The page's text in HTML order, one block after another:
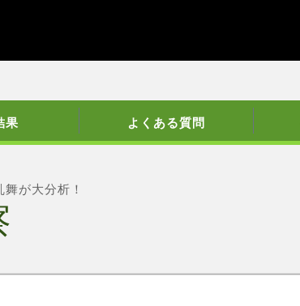
果 よくある質問
が大分析！